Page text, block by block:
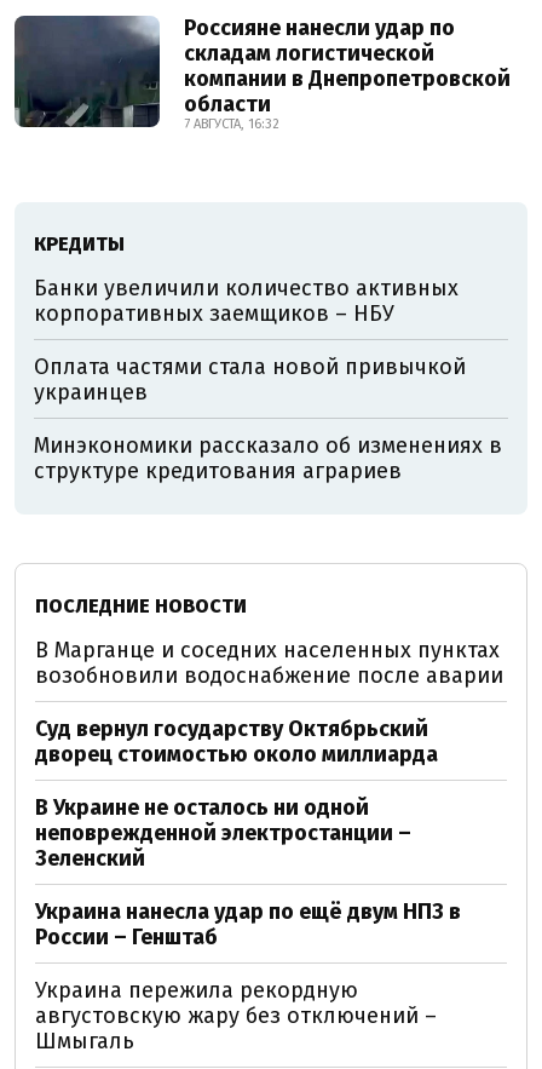
Россияне нанесли удар по
складам логистической
компании в Днепропетровской
области
7 АВГУСТА, 16:32
КРЕДИТЫ
Банки увеличили количество активных
корпоративных заемщиков – НБУ
Оплата частями стала новой привычкой
украинцев
Минэкономики рассказало об изменениях в
структуре кредитования аграриев
ПОСЛЕДНИЕ НОВОСТИ
В Марганце и соседних населенных пунктах
возобновили водоснабжение после аварии
Суд вернул государству Октябрьский
дворец стоимостью около миллиарда
В Украине не осталось ни одной
неповрежденной электростанции –
Зеленский
Украина нанесла удар по ещё двум НПЗ в
России – Генштаб
Украина пережила рекордную
августовскую жару без отключений –
Шмыгаль